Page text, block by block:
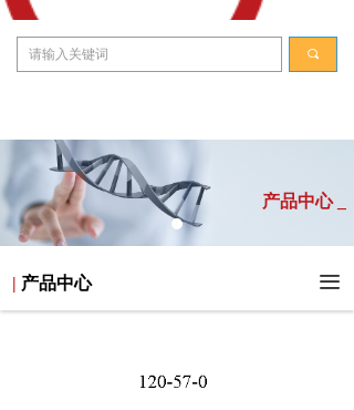
끠
产品中心 _
| 产品中心 끀